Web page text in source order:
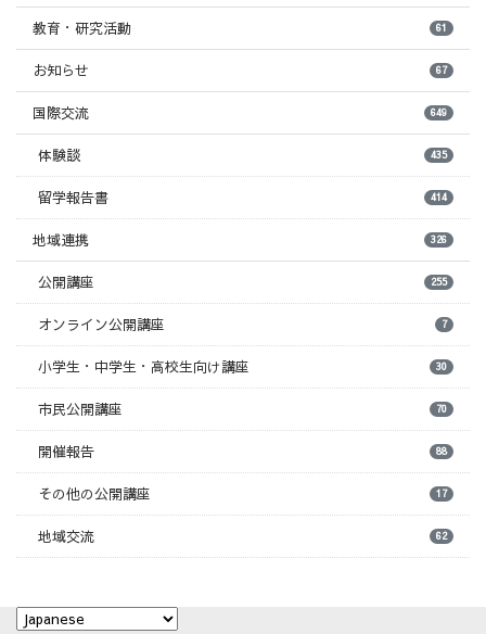
教育・研究活動 61
お知らせ 67
国際交流 649
体験談 435
留学報告書 414
地域連携 326
公開講座 255
オンライン公開講座 7
小学生・中学生・高校生向け講座 30
市民公開講座 70
開催報告 88
その他の公開講座 17
地域交流 62